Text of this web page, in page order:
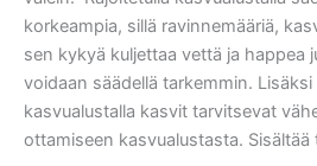
korkeampia, sillä ravinnemääriä,
sen kykyä kuljettaa vettä ja happea
voidaan säädellä tarkemmin. Lisäksi
kasvualustalla kasvit tarvitsevat
ottamiseen kasvualustasta. Sisältää